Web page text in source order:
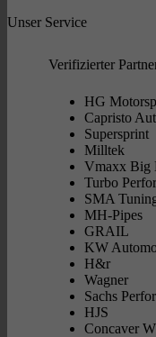
Unser Service
Verifizierter
HG
Capristo
Supersprint
Milltek
Vmaxx Big
Turbo
SMA
MH-Pipes
GRAIL
KW
H&r
Wagner
Sachs
HJS
Concaver